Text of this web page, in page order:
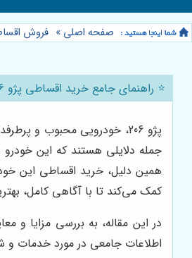
صفحه اصلی » فروش
⭐️ راهنمای جامع خرید اقساطی پژو 206 از سایا خودرو 🚗
پژو 206، خودرویی محبوب و
همین دلیل، خرید اقساطی این خودرو به
کمک می‌کند تا با آگاهی کامل،
اطلاعات جامعی در مورد خدمات